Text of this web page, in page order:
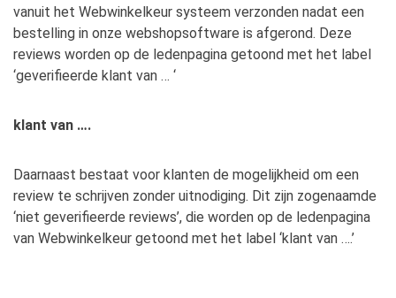
vanuit het Webwinkelkeur systeem verzonden nadat een
bestelling in onze webshopsoftware is afgerond. Deze
reviews worden op de ledenpagina getoond met het label
‘geverifieerde klant van … ‘
klant van ….
Daarnaast bestaat voor klanten de mogelijkheid om een
review te schrijven zonder uitnodiging. Dit zijn zogenaamde
‘niet geverifieerde reviews’, die worden op de ledenpagina
van Webwinkelkeur getoond met het label ‘klant van ….’